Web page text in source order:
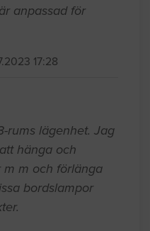
anpassad för
17:28
rums lägenhet. Jag
hänga och
m och förlänga
bordslampor